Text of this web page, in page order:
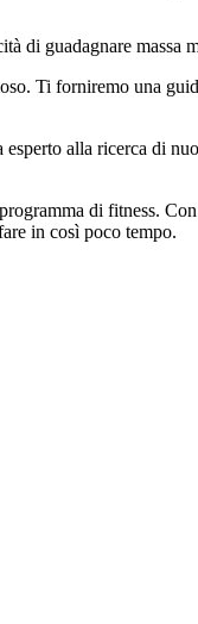
di guadagnare
Ti forniremo una
alla ricerca di
di fitness.
in così poco tempo.